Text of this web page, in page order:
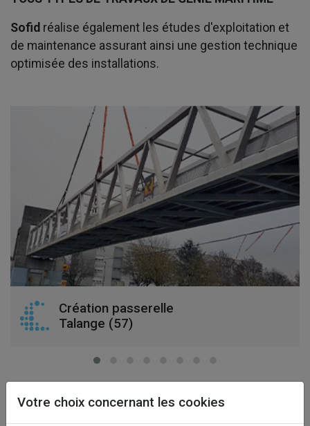
Sofid réalise également les études d'exploitation et
de maintenance assurant ainsi une gestion technique
optimisée des installations.
Création passerelle
Talange (57)
Votre choix concernant les cookies